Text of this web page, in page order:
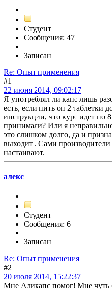
Студент
Сообщения: 47
Записан
Re: Опыт применения
#1
22 июня 2014, 09:02:17
Я употреблял ли капс лишь
есть, если пить оп 2 таблетки
инструкции, что курс идет по
принимали? Или я
это слишком долго, да и
выходит . Сами производители
настаивают.
алекс
Студент
Сообщения: 6
Записан
Re: Опыт применения
#2
20 июля 2014, 15:22:37
Мне Аликапс помог! Мне чуть